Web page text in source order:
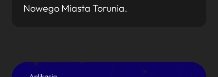
Nowego Miasta Torunia.